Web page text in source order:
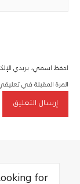
احفظ اسمي، بريدي
المرة المقبلة في
Search